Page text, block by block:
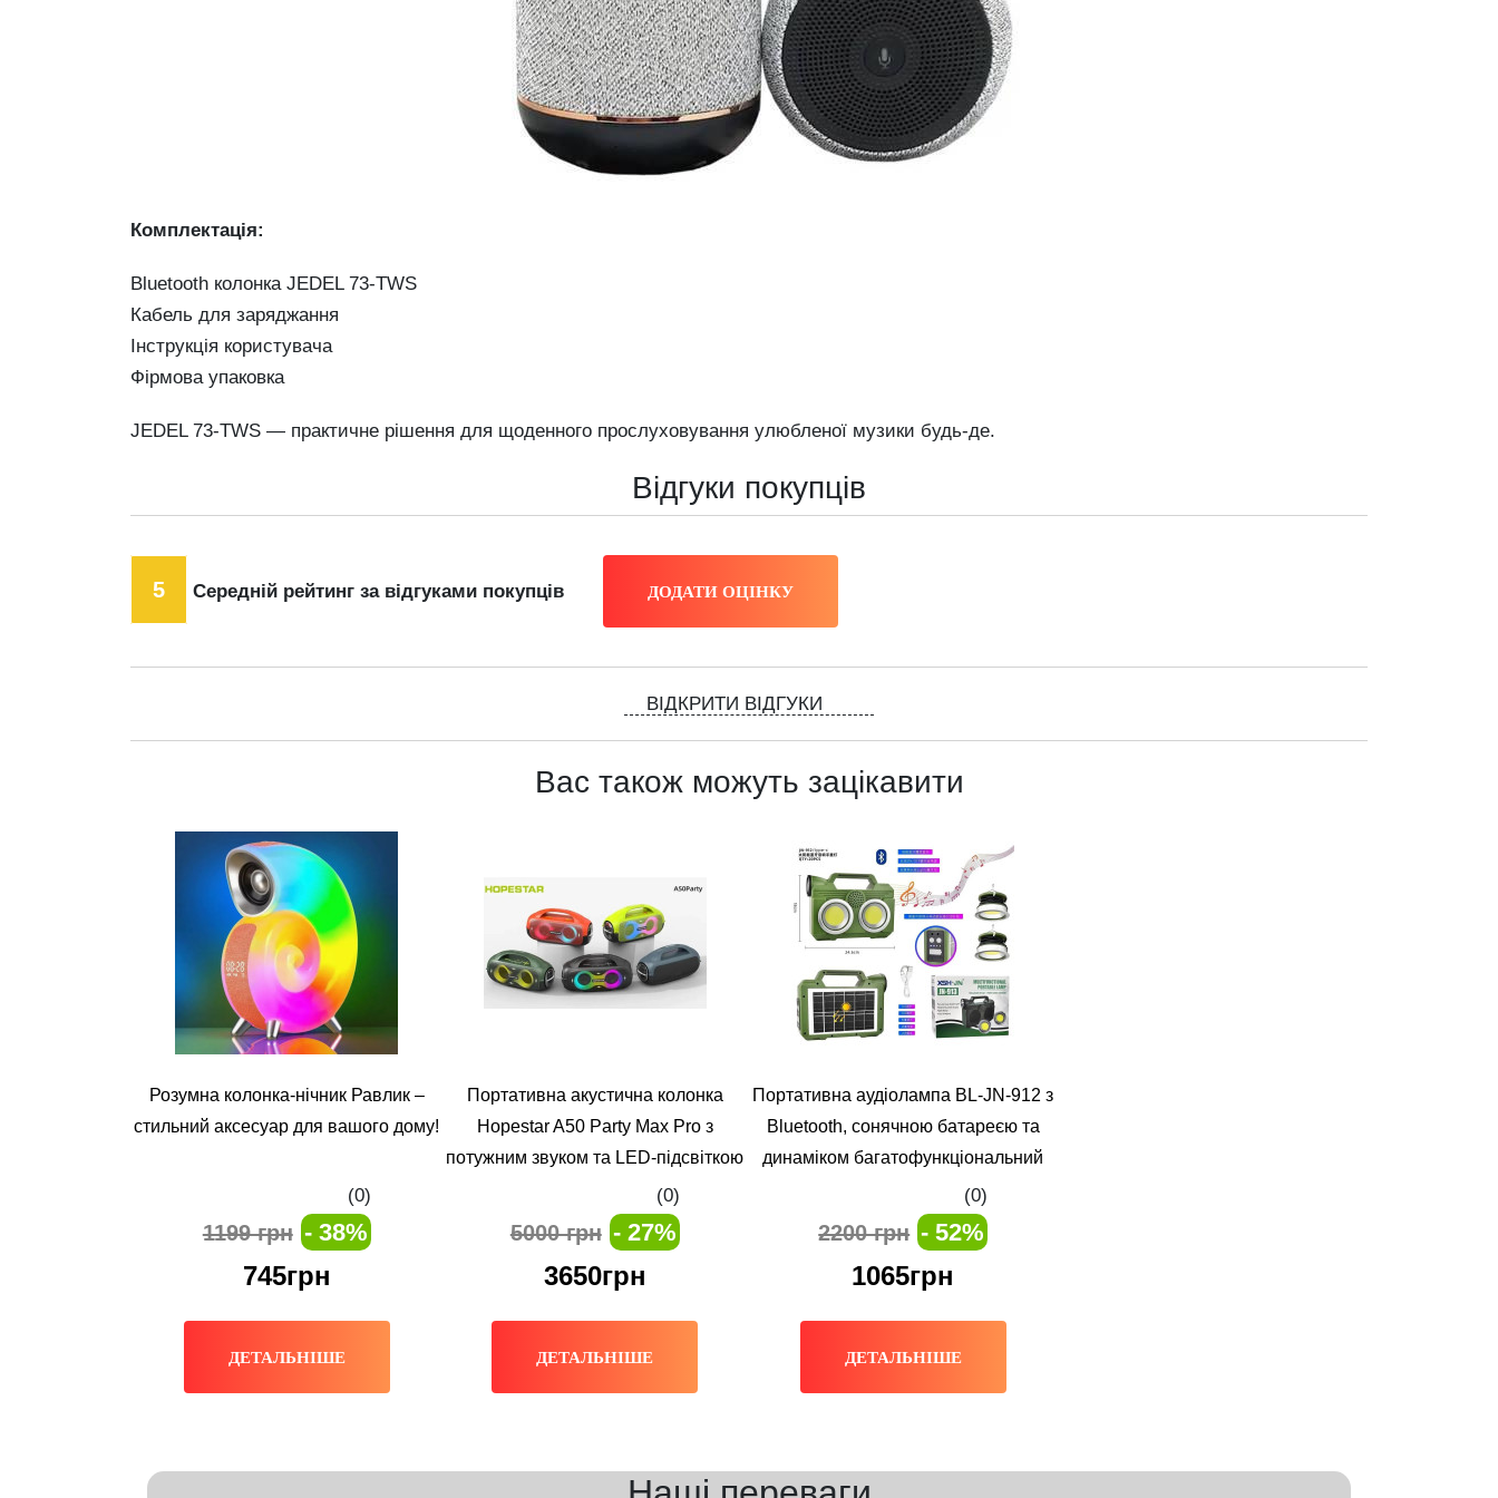
Комплектація:
Bluetooth колонка JEDEL 73-TWS
Кабель для заряджання
Інструкція користувача
Фірмова упаковка
JEDEL 73-TWS — практичне рішення для щоденного прослуховування улюбленої музики будь-де.
Відгуки покупців
5 Середній рейтинг за відгуками покупців
ВІДКРИТИ ВІДГУКИ
Вас також можуть зацікавити
Розумна колонка-нічник Равлик –
стильний аксесуар для вашого дому!
(0)
1199 грн - 38%
745грн
ДЕТАЛЬНІШЕ
Портативна акустична колонка
Hopestar A50 Party Max Pro з
потужним звуком та LED-підсвіткою
(0)
5000 грн - 27%
3650грн
ДЕТАЛЬНІШЕ
Портативна аудіолампа BL-JN-912 з
Bluetooth, сонячною батареєю та
динаміком багатофункціональний
світильник-колонка для дому,
відпочинку та подорожей
(0)
2200 грн - 52%
1065грн
ДЕТАЛЬНІШЕ